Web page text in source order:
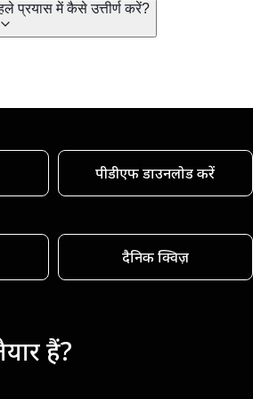
प्रयास में कैसे उत्तीर्ण करें?
पीडीएफ डाउनलोड करें
दैनिक क्विज़
हैं?